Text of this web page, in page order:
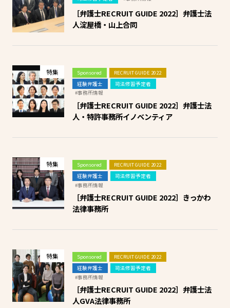
［弁護士RECRUIT GUIDE 2022］弁護士法
人淀屋橋・山上合同
特集 Sponsored
RECRUIT GUIDE 2022
経験弁護士
司法修習予定者
#事務所情報
［弁護士RECRUIT GUIDE 2022］弁護士法
人・特許事務所イノベンティア
特集 Sponsored
RECRUIT GUIDE 2022
経験弁護士
司法修習予定者
#事務所情報
［弁護士RECRUIT GUIDE 2022］きっかわ
法律事務所
特集 Sponsored
RECRUIT GUIDE 2022
経験弁護士
司法修習予定者
#事務所情報
［弁護士RECRUIT GUIDE 2022］弁護士法
人GVA法律事務所